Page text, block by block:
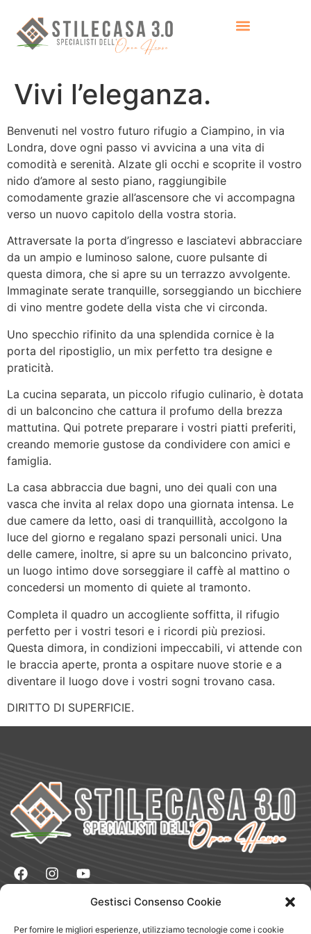
Gestisci Consenso Cookie
Per fornire le migliori esperienze, utilizziamo tecnologie come i cookie
Vivi l’eleganza.
Benvenuti nel vostro futuro rifugio a Ciampino, in via
Londra, dove ogni passo vi avvicina a una vita di
comodità e serenità. Alzate gli occhi e scoprite il vostro
nido d’amore al sesto piano, raggiungibile
comodamente grazie all’ascensore che vi accompagna
verso un nuovo capitolo della vostra storia.
Attraversate la porta d’ingresso e lasciatevi abbracciare
da un ampio e luminoso salone, cuore pulsante di
questa dimora, che si apre su un terrazzo avvolgente.
Immaginate serate tranquille, sorseggiando un bicchiere
di vino mentre godete della vista che vi circonda.
Uno specchio rifinito da una splendida cornice è la
porta del ripostiglio, un mix perfetto tra designe e
praticità.
La cucina separata, un piccolo rifugio culinario, è dotata
di un balconcino che cattura il profumo della brezza
mattutina. Qui potrete preparare i vostri piatti preferiti,
creando memorie gustose da condividere con amici e
famiglia.
La casa abbraccia due bagni, uno dei quali con una
vasca che invita al relax dopo una giornata intensa. Le
due camere da letto, oasi di tranquillità, accolgono la
luce del giorno e regalano spazi personali unici. Una
delle camere, inoltre, si apre su un balconcino privato,
un luogo intimo dove sorseggiare il caffè al mattino o
concedersi un momento di quiete al tramonto.
Completa il quadro un accogliente soffitta, il rifugio
perfetto per i vostri tesori e i ricordi più preziosi.
Questa dimora, in condizioni impeccabili, vi attende con
le braccia aperte, pronta a ospitare nuove storie e a
diventare il luogo dove i vostri sogni trovano casa.
DIRITTO DI SUPERFICIE.